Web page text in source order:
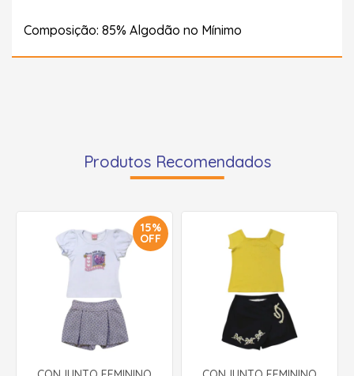
Composição: 85% Algodão no Mínimo
Produtos Recomendados
15%
OFF